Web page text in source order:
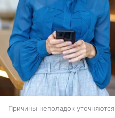
Причины неполадок уточняются